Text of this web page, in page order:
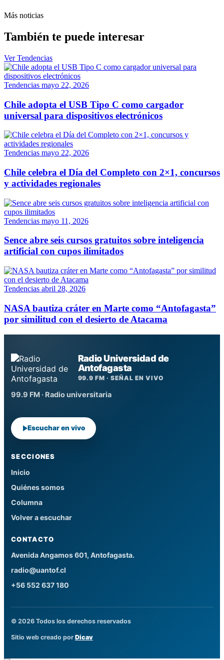
Más noticias
También te puede interesar
Ver Tendencias
Tendencias mayo 22, 2026
Chile adopta el USB Tipo C como cargador
universal para dispositivos electrónicos
Tendencias mayo 22, 2026
Chile celebra el Día del Completo con 2×1, concursos
y actividades regionales
Tendencias mayo 11, 2026
Sence abre seis cursos gratuitos sobre inteligencia
artificial con cupos ilimitados
Tendencias abril 28, 2026
NASA bautiza cráter en Marte como “Antofagasta”
por similitud con el desierto de Atacama
Radio Universidad de
Antofagasta
99.9 FM · SEÑAL EN VIVO
99.9 FM · Radio universitaria
Escuchar en vivo
SECCIONES
Inicio
Quiénes somos
Columna
Volver a escuchar
CONTACTO
Avenida Angamos 601, Antofagasta.
radio@uantof.cl
+56 552 637 180
© 2026 Todos los derechos reservados
Sitio web creado por Dicav